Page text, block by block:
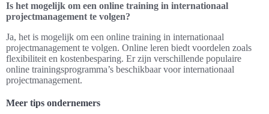
Is het mogelijk om een online training in internationaal
projectmanagement te volgen?
Ja, het is mogelijk om een online training in internationaal
projectmanagement te volgen. Online leren biedt voordelen zoals
flexibiliteit en kostenbesparing. Er zijn verschillende populaire
online trainingsprogramma’s beschikbaar voor internationaal
projectmanagement.
Meer tips ondernemers